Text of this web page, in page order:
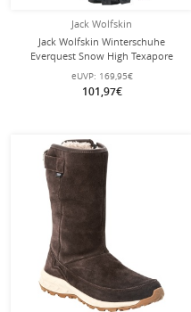
Jack Wolfskin
Jack Wolfskin Winterschuhe
Everquest Snow High Texapore
(warm, wasserdicht, PFC-Frei)
schwarz Damen
eUVP: 169,95€
101,97€